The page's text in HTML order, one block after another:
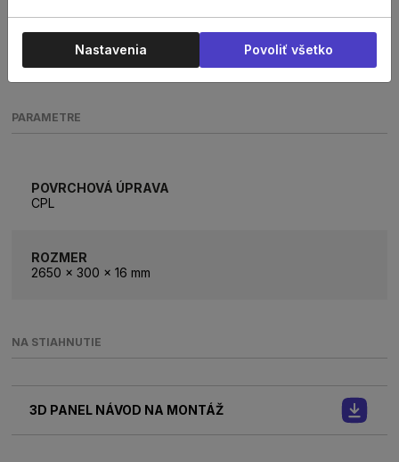
PARAMETRE
POVRCHOVÁ ÚPRAVA
CPL
ROZMER
2650 x 300 x 16 mm
NA STIAHNUTIE
3D PANEL NÁVOD NA MONTÁŽ
Nastavenia Povoliť všetko